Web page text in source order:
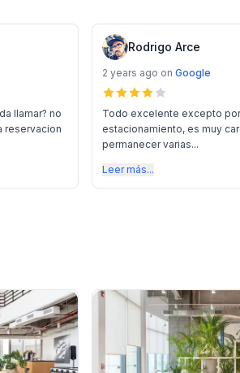
llamar? no
reservacion
Rodrigo Arce
2 years ago on Google
Todo excelente excepto
estacionamiento, es muy
permanecer varias...
Leer más...